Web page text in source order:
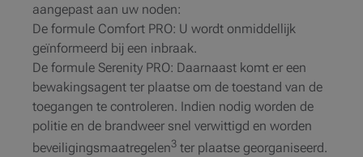
aangepast aan uw noden:
De formule Comfort PRO: U wordt onmiddellijk
geïnformeerd bij een inbraak.
De formule Serenity PRO: Daarnaast komt er een
bewakingsagent ter plaatse om de toestand van de
toegangen te controleren. Indien nodig worden de
politie en de brandweer snel verwittigd en worden
beveiligingsmaatregelen3 ter plaatse georganiseerd.